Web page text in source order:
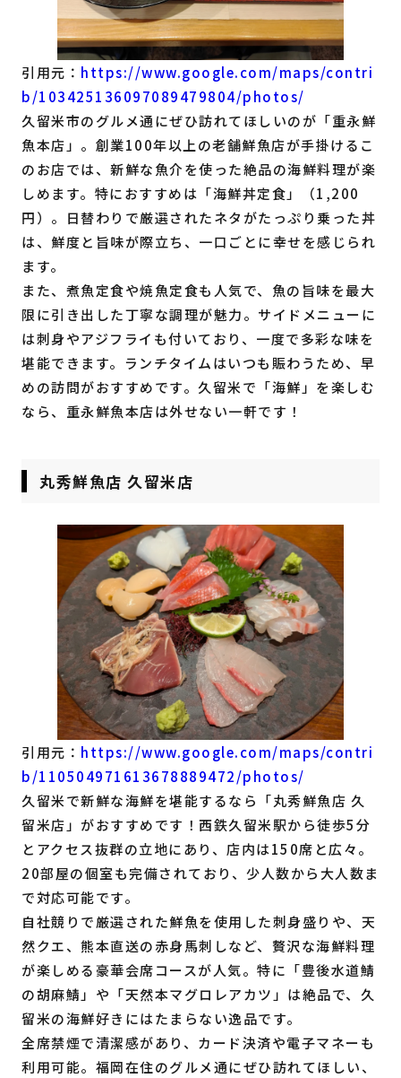
引用元： https://www.google.com/maps/contri
b/103425136097089479804/photos/
久留米市のグルメ通にぜひ訪れてほしいのが「重永鮮
魚本店」。創業100年以上の老舗鮮魚店が手掛けるこ
のお店では、新鮮な魚介を使った絶品の海鮮料理が楽
しめます。特におすすめは「海鮮丼定食」（1,200
円）。日替わりで厳選されたネタがたっぷり乗った丼
は、鮮度と旨味が際立ち、一口ごとに幸せを感じられ
ます。
また、煮魚定食や焼魚定食も人気で、魚の旨味を最大
限に引き出した丁寧な調理が魅力。サイドメニューに
は刺身やアジフライも付いており、一度で多彩な味を
堪能できます。ランチタイムはいつも賑わうため、早
めの訪問がおすすめです。久留米で「海鮮」を楽しむ
なら、重永鮮魚本店は外せない一軒です！
丸秀鮮魚店 久留米店
引用元： https://www.google.com/maps/contri
b/110504971613678889472/photos/
久留米で新鮮な海鮮を堪能するなら「丸秀鮮魚店 久
留米店」がおすすめです！西鉄久留米駅から徒歩5分
とアクセス抜群の立地にあり、店内は150席と広々。
20部屋の個室も完備されており、少人数から大人数ま
で対応可能です。
自社競りで厳選された鮮魚を使用した刺身盛りや、天
然クエ、熊本直送の赤身馬刺しなど、贅沢な海鮮料理
が楽しめる豪華会席コースが人気。特に「豊後水道鯖
の胡麻鯖」や「天然本マグロレアカツ」は絶品で、久
留米の海鮮好きにはたまらない逸品です。
全席禁煙で清潔感があり、カード決済や電子マネーも
利用可能。福岡在住のグルメ通にぜひ訪れてほしい、